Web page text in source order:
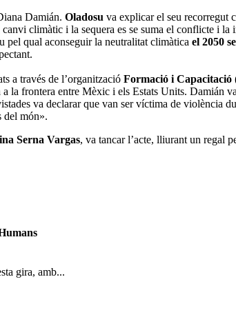
Damián. Oladosu va explicar el seu recorregut
canvi climàtic i la sequera es se suma el conflicte i
pel qual aconseguir la neutralitat climàtica el 2050
a través de l’organització Formació i Capacitació
frontera entre Mèxic i els Estats Units. Damián
va declarar que van ser víctima de violència
del món».
Serna Vargas, va tancar l’acte, lliurant un regal
gira, amb...